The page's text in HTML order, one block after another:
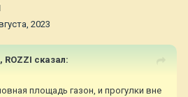
2023
ROZZI сказал:
площадь газон, и прогулки вне